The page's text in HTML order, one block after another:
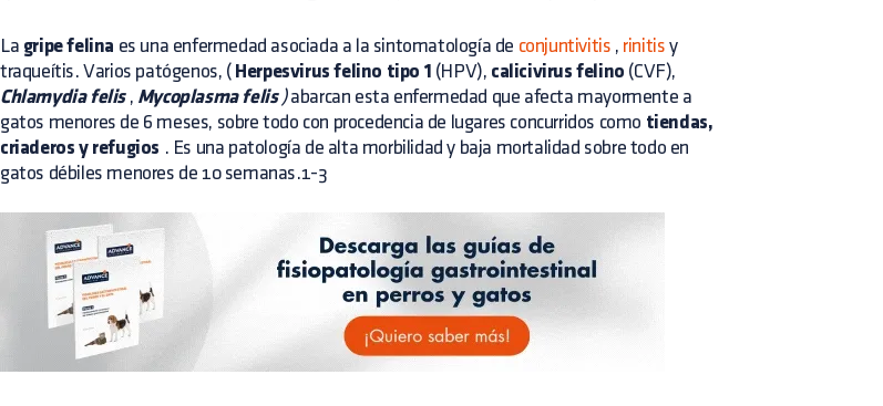
La gripe felina es una enfermedad asociada a la sintomatología de conjuntivitis , rinitis y
traqueítis. Varios patógenos, ( Herpesvirus felino tipo 1 (HPV), calicivirus felino (CVF),
Chlamydia felis, Mycoplasma felis)abarcan esta enfermedad que afecta mayormente a
gatos menores de 6 meses, sobre todo con procedencia de lugares concurridos como tiendas,
criaderos y refugios . Es una patología de alta morbilidad y baja mortalidad sobre todo en
gatos débiles menores de 10 semanas.1-3